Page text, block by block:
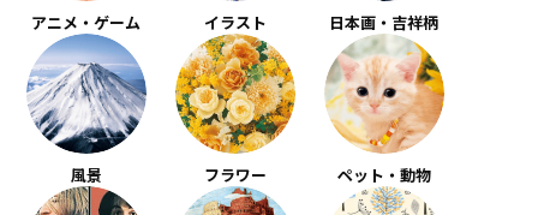
アニメ・ゲーム イラスト 日本画・吉祥柄
風景 フラワー ペット・動物